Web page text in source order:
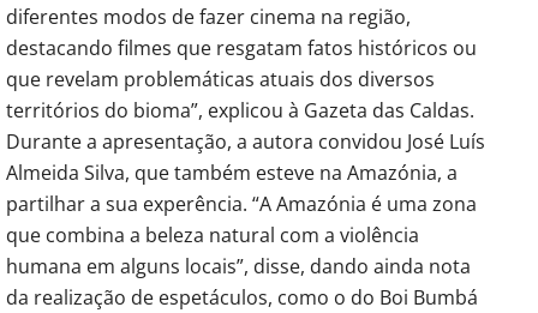
diferentes modos de fazer cinema na região,
destacando filmes que resgatam fatos históricos ou
que revelam problemáticas atuais dos diversos
territórios do bioma”, explicou à Gazeta das Caldas.
Durante a apresentação, a autora convidou José Luís
Almeida Silva, que também esteve na Amazónia, a
partilhar a sua experência. “A Amazónia é uma zona
que combina a beleza natural com a violência
humana em alguns locais”, disse, dando ainda nota
da realização de espetáculos, como o do Boi Bumbá